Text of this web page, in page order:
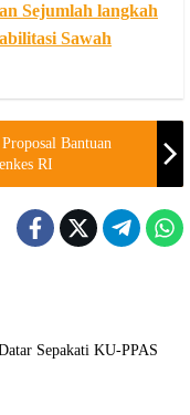
Sejumlah langkah
Sawah
Bantuan
RI
Sepakati KU-PPAS